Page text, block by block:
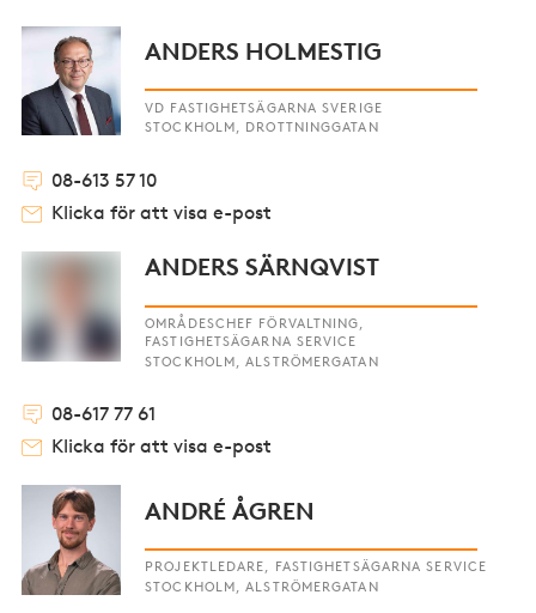
ANDERS HOLMESTIG
VD FASTIGHETSÄGARNA SVERIGE
STOCKHOLM, DROTTNINGGATAN
08-613 57 10
Klicka för att visa e-post
ANDERS SÄRNQVIST
OMRÅDESCHEF FÖRVALTNING,
FASTIGHETSÄGARNA SERVICE
STOCKHOLM, ALSTRÖMERGATAN
08-617 77 61
Klicka för att visa e-post
ANDRÉ ÅGREN
PROJEKTLEDARE, FASTIGHETSÄGARNA SERVICE
STOCKHOLM, ALSTRÖMERGATAN